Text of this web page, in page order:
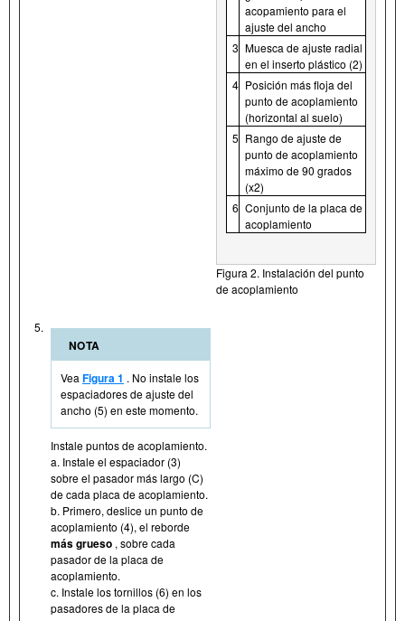
acopamiento para el
ajuste del ancho
3 Muesca de ajuste radial
en el inserto plástico (2)
4 Posición más floja del
punto de acoplamiento
(horizontal al suelo)
5 Rango de ajuste de
punto de acoplamiento
máximo de 90 grados
(x2)
6 Conjunto de la placa de
acoplamiento
Figura 2. Instalación del punto
de acoplamiento
5.
NOTA
Vea Figura 1 . No instale los
espaciadores de ajuste del
ancho (5) en este momento.
Instale puntos de acoplamiento.
a. Instale el espaciador (3)
sobre el pasador más largo (C)
de cada placa de acoplamiento.
b. Primero, deslice un punto de
acoplamiento (4), el reborde
más grueso , sobre cada
pasador de la placa de
acoplamiento.
c. Instale los tornillos (6) en los
pasadores de la placa de